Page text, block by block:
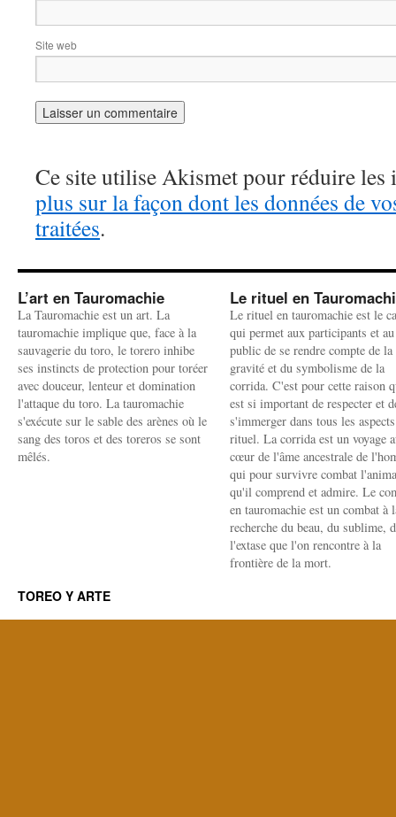
Site web
Ce site utilise Akismet pour réduire les
plus sur la façon dont les données de
traitées.
L’art en Tauromachie
La Tauromachie est un art. La
tauromachie implique que, face à la
sauvagerie du toro, le torero inhibe
ses instincts de protection pour toréer
avec douceur, lenteur et domination
l'attaque du toro. La tauromachie
s'exécute sur le sable des arènes où le
sang des toros et des toreros se sont
mêlés.
Le rituel en
Le rituel en tauromachie est le
qui permet aux participants et au
public de se rendre compte de la
gravité et du symbolisme de la
corrida. C'est pour cette raison
est si important de respecter et
s'immerger dans tous les
rituel. La corrida est un voyage
cœur de l'âme ancestrale de
qui pour survivre combat
qu'il comprend et admire. Le
en tauromachie est un combat à
recherche du beau, du sublime,
l'extase que l'on rencontre à la
frontière de la mort.
TOREO Y ARTE